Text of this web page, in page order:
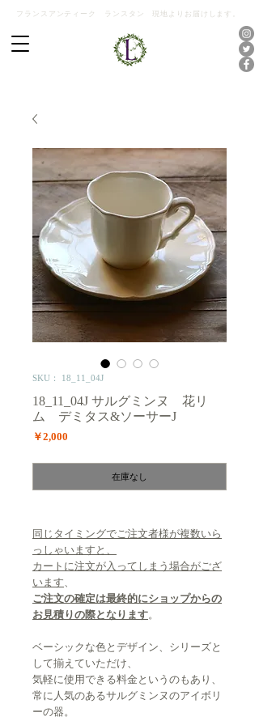
フランスアンティーク ランスタン 現地よりお届けします。
SKU： 18_11_04J
18_11_04J サルグミンヌ 花リ
ム デミタス&ソーサーJ
￥2,000
在庫なし
同じタイミングでご注文者様が複数いら
っしゃいますと、
カートに注文が入ってしまう場合がござ
います、
ご注文の確定は最終的にショップからの
お見積りの際となります。
ベーシックな色とデザイン、シリーズと
して揃えていただけ、
気軽に使用できる料金というのもあり、
常に人気のあるサルグミンヌのアイボリ
ーの器。